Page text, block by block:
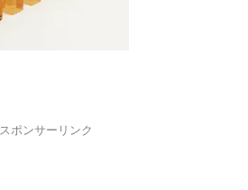
スポンサーリンク